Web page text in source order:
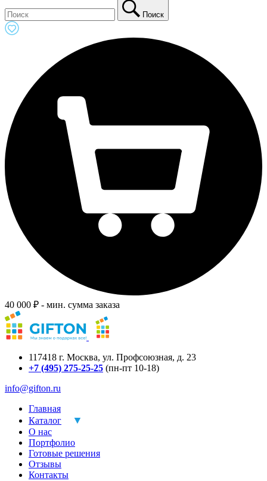
Поиск
40 000 ₽ - мин. сумма заказа
117418 г. Москва, ул. Профсоюзная, д. 23
+7 (495) 275-25-25 (пн-пт 10-18)
info@gifton.ru
Главная
Каталог
О нас
Портфолио
Готовые решения
Отзывы
Контакты